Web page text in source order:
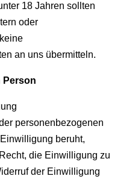
18 Jahren sollten
oder
an uns übermitteln.
Person
personenbezogenen
beruht,
die Einwilligung zu
der Einwilligung